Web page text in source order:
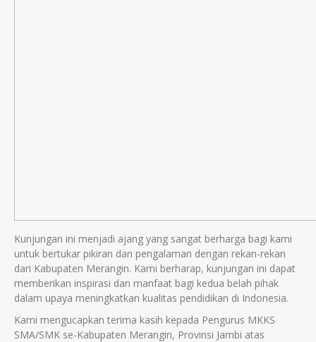
Kunjungan ini menjadi ajang yang sangat berharga bagi kami
untuk bertukar pikiran dan pengalaman dengan rekan-rekan
dari Kabupaten Merangin. Kami berharap, kunjungan ini dapat
memberikan inspirasi dan manfaat bagi kedua belah pihak
dalam upaya meningkatkan kualitas pendidikan di Indonesia.
Kami mengucapkan terima kasih kepada Pengurus MKKS
SMA/SMK se-Kabupaten Merangin, Provinsi Jambi atas